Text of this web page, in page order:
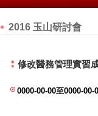
2016 玉山研討會
修改醫務管理實習
0000-00-00至0000-00-